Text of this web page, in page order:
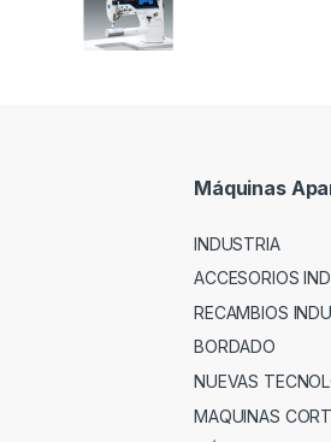
Máquinas
INDUSTRIA
ACCESORIOS
RECAMBIOS
BORDADO
NUEVAS
MAQUINAS